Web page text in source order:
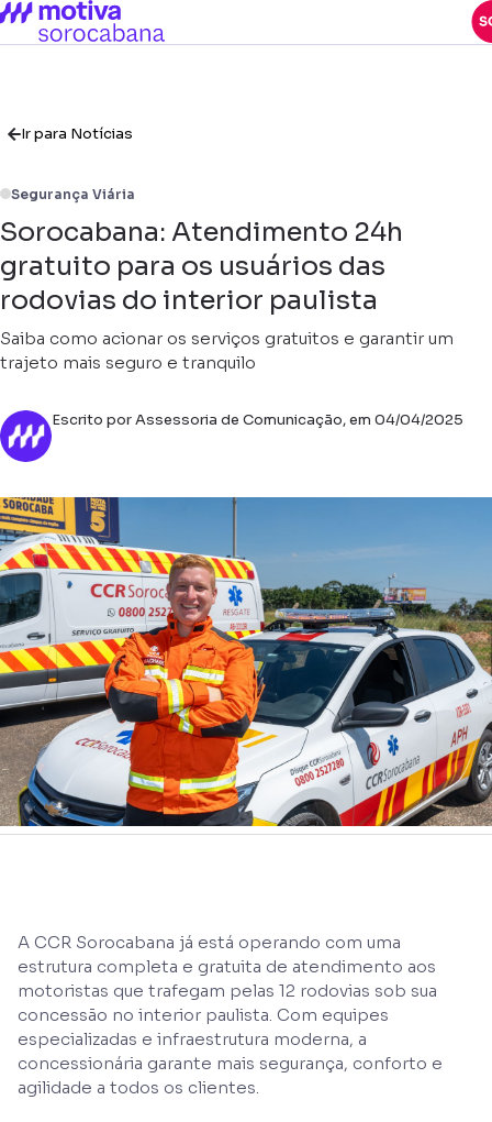
Ir para Notícias
Segurança Viária
Sorocabana: Atendimento 24h
gratuito para os usuários das
rodovias do interior paulista
Saiba como acionar os serviços gratuitos e garantir um
trajeto mais seguro e tranquilo
Escrito por Assessoria de Comunicação, em 04/04/2025
A CCR Sorocabana já está operando com uma
estrutura completa e gratuita de atendimento aos
motoristas que trafegam pelas 12 rodovias sob sua
concessão no interior paulista. Com equipes
especializadas e infraestrutura moderna, a
concessionária garante mais segurança, conforto e
agilidade a todos os clientes.